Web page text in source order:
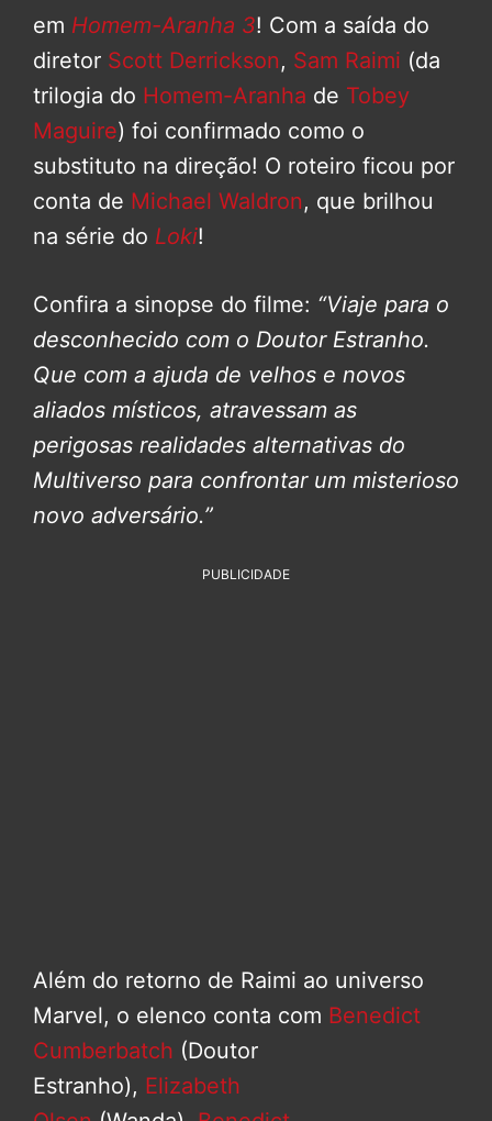
em Homem-Aranha 3! Com a saída do
diretor Scott Derrickson, Sam Raimi (da
trilogia do Homem-Aranha de Tobey
Maguire) foi confirmado como o
substituto na direção! O roteiro ficou por
conta de Michael Waldron, que brilhou
na série do Loki!
Confira a sinopse do filme: “Viaje para o
desconhecido com o Doutor Estranho.
Que com a ajuda de velhos e novos
aliados místicos, atravessam as
perigosas realidades alternativas do
Multiverso para confrontar um misterioso
novo adversário.”
PUBLICIDADE
Além do retorno de Raimi ao universo
Marvel, o elenco conta com Benedict
Cumberbatch (Doutor
Estranho), Elizabeth